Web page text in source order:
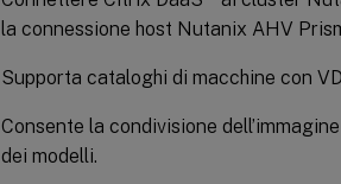
la connessione host Nutanix AHV
Supporta cataloghi di macchine con
Consente la condivisione
dei modelli.